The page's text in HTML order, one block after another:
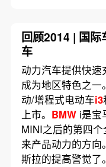
回顾2014 | 国际
车
动力汽车提供快速
成为地区特色之一
动/增程式电动车i3
上市。 BMWi是宝
MINI之后的第四
来产品动力的方向
斯拉的提高警觉